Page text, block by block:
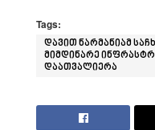
Tags:
დავით ნარმანიამ
მიმდინარე
დაათვალიერა